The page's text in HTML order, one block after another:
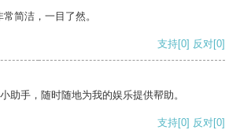
简洁，一目了然。
支持[0] 反对[0]
助手，随时随地为我的娱乐提供帮助。
支持[0] 反对[0]